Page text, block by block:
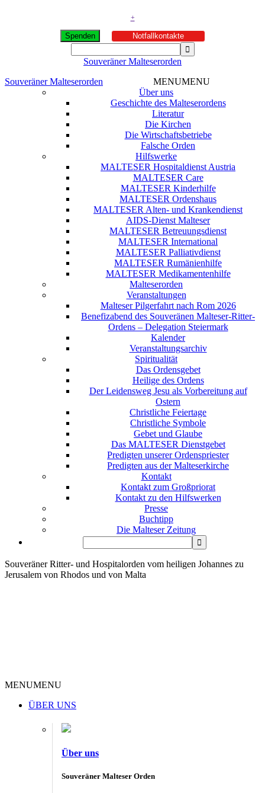
+
Spenden Notfallkontakte
Souveräner Malteserorden
Souveräner Malteserorden
MENUMENU
Über uns
Geschichte des Malteserordens
Literatur
Die Kirchen
Die Wirtschaftsbetriebe
Falsche Orden
Hilfswerke
MALTESER Hospitaldienst Austria
MALTESER Care
MALTESER Kinderhilfe
MALTESER Ordenshaus
MALTESER Alten- und Krankendienst
AIDS-Dienst Malteser
MALTESER Betreuungsdienst
MALTESER International
MALTESER Palliativdienst
MALTESER Rumänienhilfe
MALTESER Medikamentenhilfe
Malteserorden
Veranstaltungen
Malteser Pilgerfahrt nach Rom 2026
Benefizabend des Souveränen Malteser-Ritter-
Ordens – Delegation Steiermark
Kalender
Veranstaltungsarchiv
Spiritualität
Das Ordensgebet
Heilige des Ordens
Der Leidensweg Jesu als Vorbereitung auf
Ostern
Christliche Feiertage
Christliche Symbole
Gebet und Glaube
Das MALTESER Dienstgebet
Predigten unserer Ordenspriester
Predigten aus der Malteserkirche
Kontakt
Kontakt zum Großpriorat
Kontakt zu den Hilfswerken
Presse
Buchtipp
Die Malteser Zeitung
Souveräner Ritter- und Hospitalorden vom heiligen Johannes zu
Jerusalem von Rhodos und von Malta
MENUMENU
ÜBER UNS
Über uns
Souveräner Malteser Orden